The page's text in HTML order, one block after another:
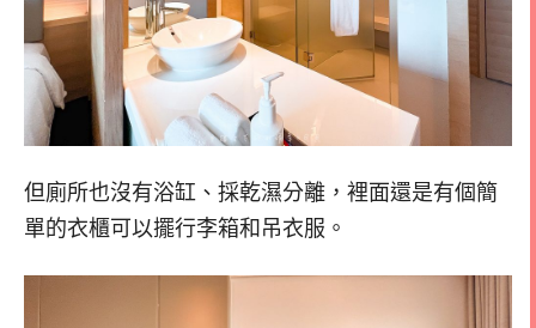
但廁所也沒有浴缸、採乾濕分離，裡面還是有個簡
單的衣櫃可以擺行李箱和吊衣服。